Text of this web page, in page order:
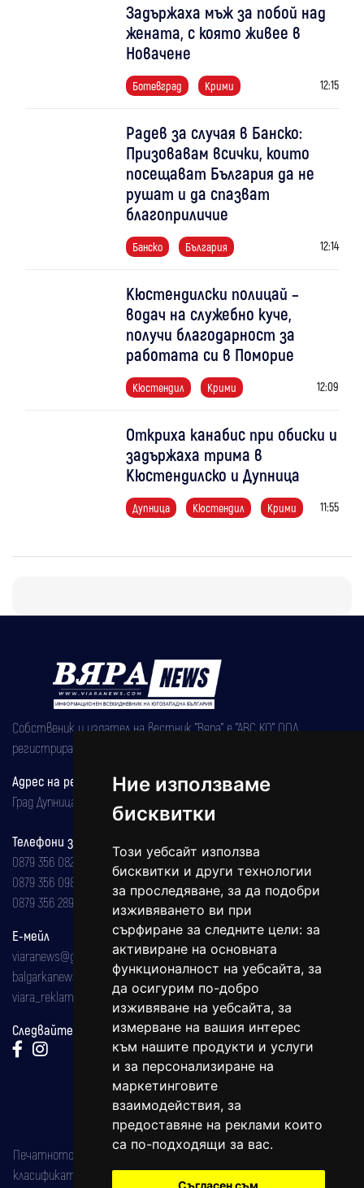
Ние използваме
бисквитки
Този уебсайт използва
бисквитки и други технологии
за проследяване, за да подобри
изживяването ви при
сърфиране за следните цели: за
активиране на основната
функционалност на уебсайта, за
да осигурим по-добро
изживяване на уебсайта, за
измерване на вашия интерес
към нашите продукти и услуги
и за персонализиране на
маркетинговите
взаимодействия, за
предоставяне на реклами които
са по-подходящи за вас.
Съгласен съм
Задържаха мъж за побой над
жената, с която живее в
Новачене
Ботевград Крими 12:15
Радев за случая в Банско:
Призовавам всички, които
посещават България да не
рушат и да спазват
благоприличие
Банско България 12:14
Кюстендилски полицай –
водач на служебно куче,
получи благодарност за
работата си в Поморие
Кюстендил Крими 12:09
Откриха канабис при обиски и
задържаха трима в
Кюстендилско и Дупница
Дупница Кюстендил Крими 11:55
Собственик и издател на вестник "Вяра" е "АВС КО" ООД,
регистрирана на 08.05.2002 година.
Адрес на редакцията
Град Дупница, ул.''Христо Ботев" 43
Телефони за реклама и абонаменти
0879 356 082
0879 356 098
0879 356 289
Е-мейл
viaranews@gmail.com
balgarkanews@gmail.com
viara_reklama@mail.bg
Следвайте ни:
Печатното издание на вестника е регистрирано в националния
класификатор на печатните издания (Българска национална